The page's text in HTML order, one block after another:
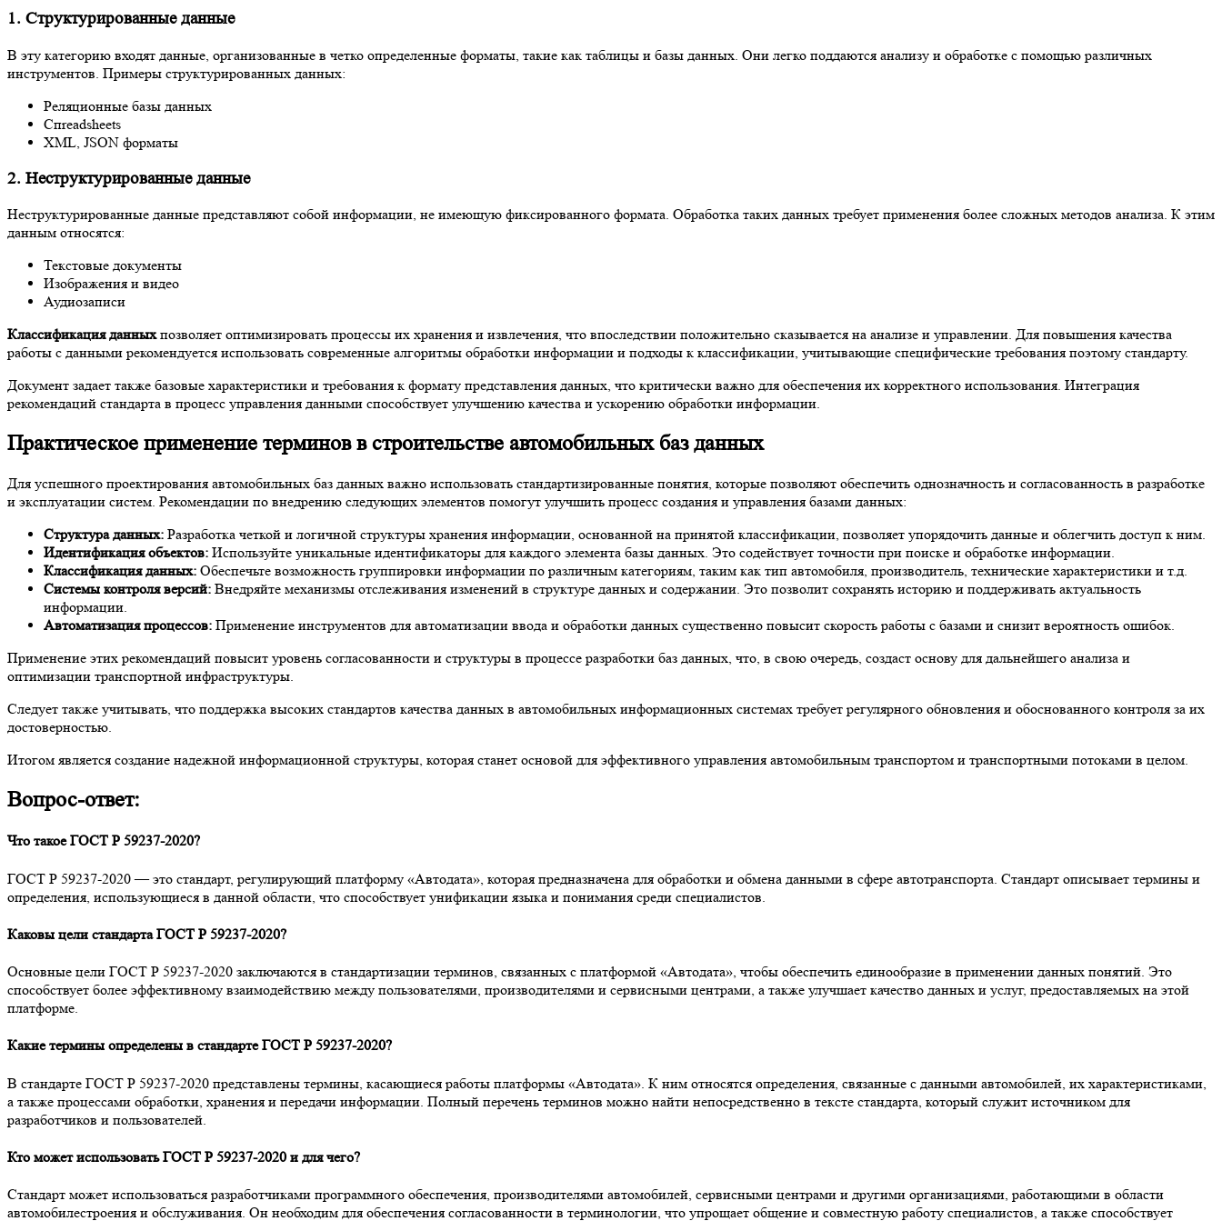
1. Структурированные данные
В эту категорию входят данные, организованные в четко определенные форматы, такие как таблицы и базы данных. Они легко поддаются анализу и обработке с помощью различных
инструментов. Примеры структурированных данных:
Реляционные базы данных
Спreadsheets
XML, JSON форматы
2. Неструктурированные данные
Неструктурированные данные представляют собой информации, не имеющую фиксированного формата. Обработка таких данных требует применения более сложных методов анализа. К этим
данным относятся:
Текстовые документы
Изображения и видео
Аудиозаписи
Классификация данныхпозволяет оптимизировать процессы их хранения и извлечения, что впоследствии положительно сказывается на анализе и управлении. Для повышения качества
работы с данными рекомендуется использовать современные алгоритмы обработки информации и подходы к классификации, учитывающие специфические требования поэтому стандарту.
Документ задает также базовые характеристики и требования к формату представления данных, что критически важно для обеспечения их корректного использования. Интеграция
рекомендаций стандарта в процесс управления данными способствует улучшению качества и ускорению обработки информации.
Практическое применение терминов в строительстве автомобильных баз данных
Для успешного проектирования автомобильных баз данных важно использовать стандартизированные понятия, которые позволяют обеспечить однозначность и согласованность в разработке
и эксплуатации систем. Рекомендации по внедрению следующих элементов помогут улучшить процесс создания и управления базами данных:
Структура данных: Разработка четкой и логичной структуры хранения информации, основанной на принятой классификации, позволяет упорядочить данные и облегчить доступ к ним.
Идентификация объектов: Используйте уникальные идентификаторы для каждого элемента базы данных. Это содействует точности при поиске и обработке информации.
Классификация данных: Обеспечьте возможность группировки информации по различным категориям, таким как тип автомобиля, производитель, технические характеристики и т.д.
Системы контроля версий: Внедряйте механизмы отслеживания изменений в структуре данных и содержании. Это позволит сохранять историю и поддерживать актуальность
информации.
Автоматизация процессов: Применение инструментов для автоматизации ввода и обработки данных существенно повысит скорость работы с базами и снизит вероятность ошибок.
Применение этих рекомендаций повысит уровень согласованности и структуры в процессе разработки баз данных, что, в свою очередь, создаст основу для дальнейшего анализа и
оптимизации транспортной инфраструктуры.
Следует также учитывать, что поддержка высоких стандартов качества данных в автомобильных информационных системах требует регулярного обновления и обоснованного контроля за их
достоверностью.
Итогом является создание надежной информационной структуры, которая станет основой для эффективного управления автомобильным транспортом и транспортными потоками в целом.
Вопрос-ответ:
Что такое ГОСТ Р 59237-2020?
ГОСТ Р 59237-2020 — это стандарт, регулирующий платформу «Автодата», которая предназначена для обработки и обмена данными в сфере автотранспорта. Стандарт описывает термины и
определения, использующиеся в данной области, что способствует унификации языка и понимания среди специалистов.
Каковы цели стандарта ГОСТ Р 59237-2020?
Основные цели ГОСТ Р 59237-2020 заключаются в стандартизации терминов, связанных с платформой «Автодата», чтобы обеспечить единообразие в применении данных понятий. Это
способствует более эффективному взаимодействию между пользователями, производителями и сервисными центрами, а также улучшает качество данных и услуг, предоставляемых на этой
платформе.
Какие термины определены в стандарте ГОСТ Р 59237-2020?
В стандарте ГОСТ Р 59237-2020 представлены термины, касающиеся работы платформы «Автодата». К ним относятся определения, связанные с данными автомобилей, их характеристиками,
а также процессами обработки, хранения и передачи информации. Полный перечень терминов можно найти непосредственно в тексте стандарта, который служит источником для
разработчиков и пользователей.
Кто может использовать ГОСТ Р 59237-2020 и для чего?
Стандарт может использоваться разработчиками программного обеспечения, производителями автомобилей, сервисными центрами и другими организациями, работающими в области
автомобилестроения и обслуживания. Он необходим для обеспечения согласованности в терминологии, что упрощает общение и совместную работу специалистов, а также способствует